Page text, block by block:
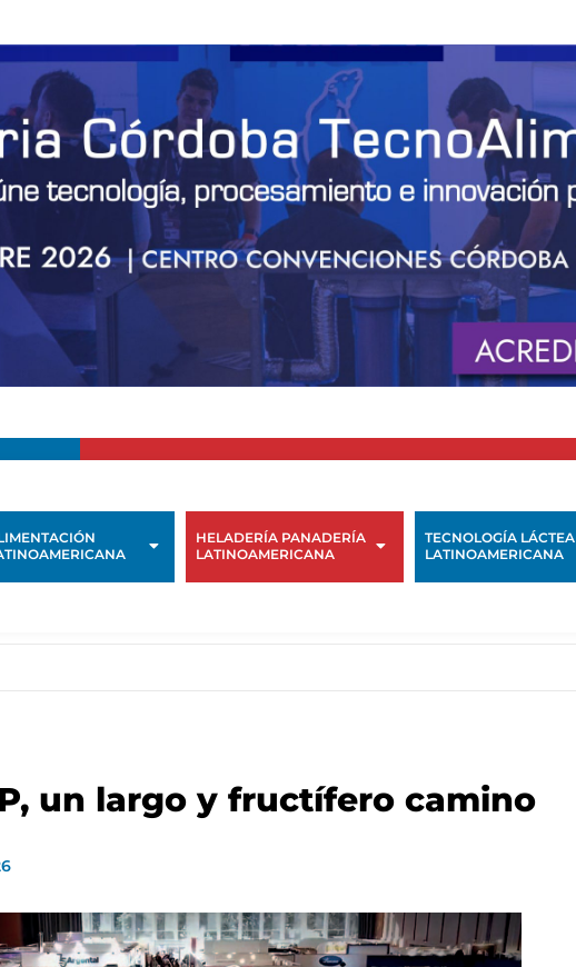
HELADERÍA PANADERÍA
LATINOAMERICANA
TECNOLOGÍA LÁCTEA
LATINOAMERICANA
un largo y fructífero camino